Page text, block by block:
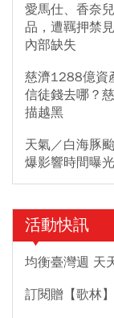
愛馬仕、香奈
品，遭羈押禁
內部缺失
慈濟1288億資
信徒錢去哪？
描越黑
天氣／白海豚
爆影響時間曝
活動快訊
均衡臺灣週 天
訂閱贈【歌林